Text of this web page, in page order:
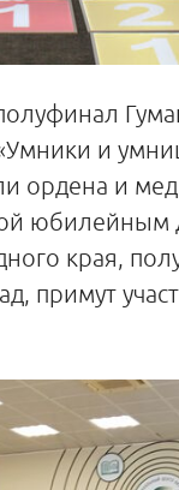
и
ордена и
юбилейным
края,
примут